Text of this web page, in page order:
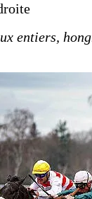
entiers,